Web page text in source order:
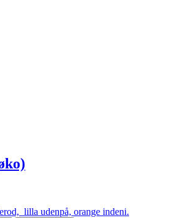
lilla udenpå, orange indeni.